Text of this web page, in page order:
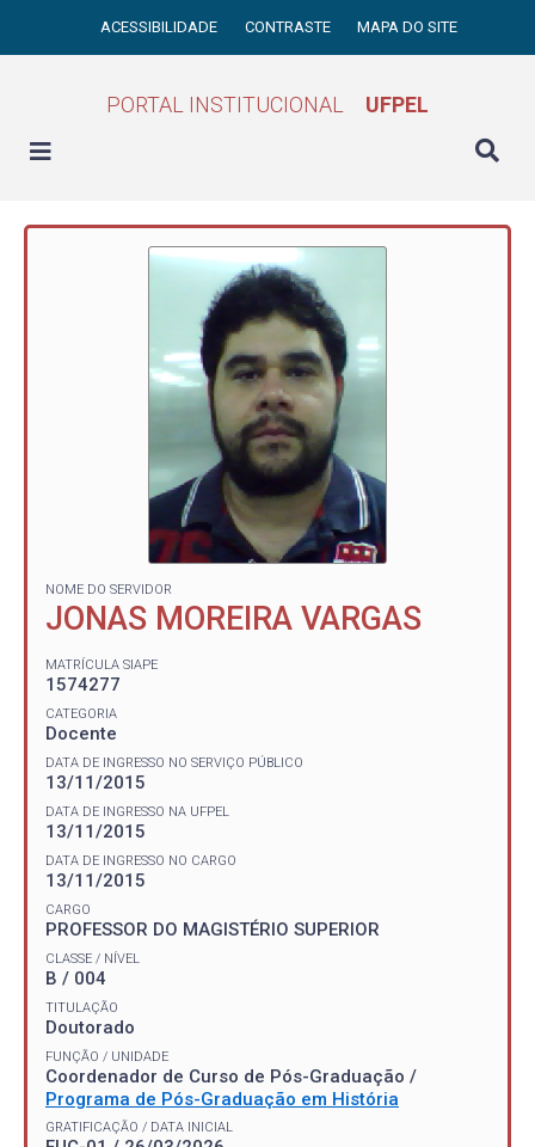
ACESSIBILIDADE CONTRASTE MAPA DO SITE
PORTAL INSTITUCIONAL UFPEL
NOME DO SERVIDOR
JONAS MOREIRA VARGAS
MATRÍCULA SIAPE
1574277
CATEGORIA
Docente
DATA DE INGRESSO NO SERVIÇO PÚBLICO
13/11/2015
DATA DE INGRESSO NA UFPEL
13/11/2015
DATA DE INGRESSO NO CARGO
13/11/2015
CARGO
PROFESSOR DO MAGISTÉRIO SUPERIOR
CLASSE / NÍVEL
B / 004
TITULAÇÃO
Doutorado
FUNÇÃO / UNIDADE
Coordenador de Curso de Pós-Graduação /
Programa de Pós-Graduação em História
GRATIFICAÇÃO / DATA INICIAL